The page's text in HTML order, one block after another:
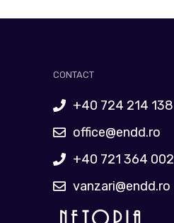
CONTACT
+40 724 214 138
office@endd.ro
+40 721 364 002
vanzari@endd.ro